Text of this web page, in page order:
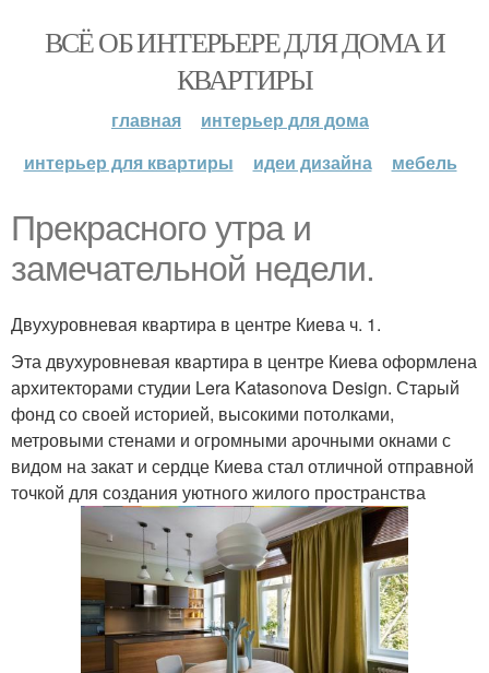
ВСЁ ОБ ИНТЕРЬЕРЕ ДЛЯ ДОМА И
КВАРТИРЫ
главная
интерьер для дома
интерьер для квартиры
идеи дизайна мебель
Прекрасного утра и
замечательной недели.
Двухуровневая квартира в центре Киева ч. 1.
Эта двухуровневая квартира в центре Киева оформлена
архитекторами студии Lera Katasonova Design. Старый
фонд со своей историей, высокими потолками,
метровыми стенами и огромными арочными окнами с
видом на закат и сердце Киева стал отличной отправной
точкой для создания уютного жилого пространства